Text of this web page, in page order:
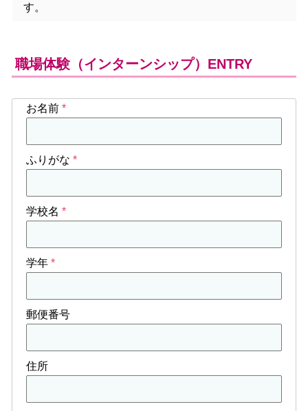
広報誌きずなの郷
商品紹介・ご注文
研修・教育
RECRUIT
BLOG
わかふじ寮歳時記
す。
職場体験（インターンシップ）ENTRY
お名前*
ふりがな*
学校名*
学年*
郵便番号
住所